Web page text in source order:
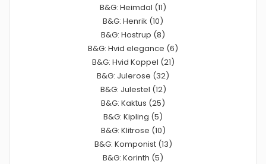
B&G: Heimdal (11)
B&G: Henrik (10)
B&G: Hostrup (8)
B&G: Hvid elegance (6)
B&G: Hvid Koppel (21)
B&G: Julerose (32)
B&G: Julestel (12)
B&G: Kaktus (25)
B&G: Kipling (5)
B&G: Klitrose (10)
B&G: Komponist (13)
B&G: Korinth (5)